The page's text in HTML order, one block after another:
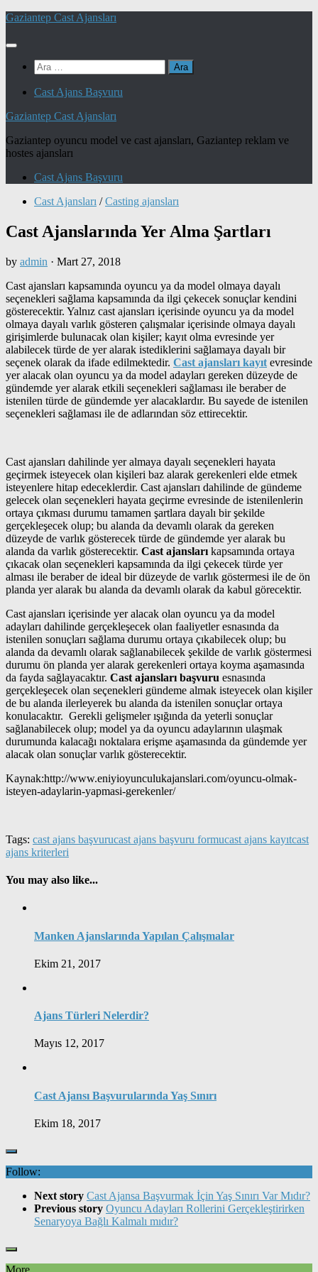
Skip
content
Gaziantep Cast Ajansları
Arama:
Cast Ajans Başvuru
Gaziantep Cast Ajansları
Gaziantep oyuncu model ve cast ajansları, Gaziantep reklam ve
hostes ajansları
Cast Ajans Başvuru
Cast Ajansları / Casting ajansları
Cast Ajanslarında Yer Alma Şartları
by admin · Mart 27, 2018
Cast ajansları kapsamında oyuncu ya da model olmaya dayalı
seçenekleri sağlama kapsamında da ilgi çekecek sonuçlar kendini
gösterecektir. Yalnız cast ajansları içerisinde oyuncu ya da model
olmaya dayalı varlık gösteren çalışmalar içerisinde olmaya dayalı
girişimlerde bulunacak olan kişiler; kayıt olma evresinde yer
alabilecek türde de yer alarak istediklerini sağlamaya dayalı bir
seçenek olarak da ifade edilmektedir. Cast ajansları kayıt evresinde
yer alacak olan oyuncu ya da model adayları gereken düzeyde de
gündemde yer alarak etkili seçenekleri sağlaması ile beraber de
istenilen türde de gündemde yer alacaklardır. Bu sayede de istenilen
seçenekleri sağlaması ile de adlarından söz ettirecektir.
Cast ajansları dahilinde yer almaya dayalı seçenekleri hayata
geçirmek isteyecek olan kişileri baz alarak gerekenleri elde etmek
isteyenlere hitap edeceklerdir. Cast ajansları dahilinde de gündeme
gelecek olan seçenekleri hayata geçirme evresinde de istenilenlerin
ortaya çıkması durumu tamamen şartlara dayalı bir şekilde
gerçekleşecek olup; bu alanda da devamlı olarak da gereken
düzeyde de varlık gösterecek türde de gündemde yer alarak bu
alanda da varlık gösterecektir. Cast ajansları kapsamında ortaya
çıkacak olan seçenekleri kapsamında da ilgi çekecek türde yer
alması ile beraber de ideal bir düzeyde de varlık göstermesi ile de ön
planda yer alarak bu alanda da devamlı olarak da kabul görecektir.
Cast ajansları içerisinde yer alacak olan oyuncu ya da model
adayları dahilinde gerçekleşecek olan faaliyetler esnasında da
istenilen sonuçları sağlama durumu ortaya çıkabilecek olup; bu
alanda da devamlı olarak sağlanabilecek şekilde de varlık göstermesi
durumu ön planda yer alarak gerekenleri ortaya koyma aşamasında
da fayda sağlayacaktır. Cast ajansları başvuru esnasında
gerçekleşecek olan seçenekleri gündeme almak isteyecek olan kişiler
de bu alanda ilerleyerek bu alanda da istenilen sonuçlar ortaya
konulacaktır. Gerekli gelişmeler ışığında da yeterli sonuçlar
sağlanabilecek olup; model ya da oyuncu adaylarının ulaşmak
durumunda kalacağı noktalara erişme aşamasında da gündemde yer
alacak olan sonuçlar varlık gösterecektir.
Kaynak:http://www.eniyioyunculukajanslari.com/oyuncu-olmak-
isteyen-adaylarin-yapmasi-gerekenler/
Tags: cast ajans başvurucast ajans başvuru formucast ajans kayıtcast
ajans kriterleri
You may also like...
Manken Ajanslarında Yapılan Çalışmalar
Ekim 21, 2017
Ajans Türleri Nelerdir?
Mayıs 12, 2017
Cast Ajansı Başvurularında Yaş Sınırı
Ekim 18, 2017
Follow:
Next story Cast Ajansa Başvurmak İçin Yaş Sınırı Var Mıdır?
Previous story Oyuncu Adayları Rollerini Gerçekleştirirken
Senaryoya Bağlı Kalmalı mıdır?
More